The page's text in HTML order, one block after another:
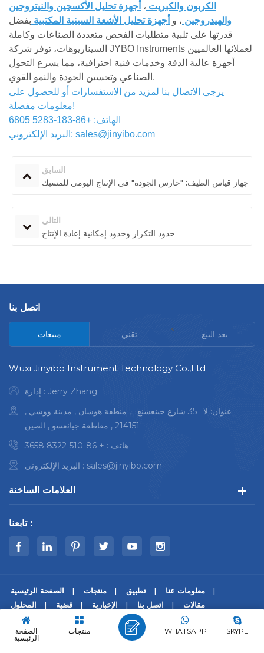
الكربون والكبريت ، أجهزة تحليل الأكسجين والنيتروجين
والهيدروجين ، و أجهزة تحليل الأشعة السينية المكتبية بفضل
قدرتها على تلبية متطلبات الفحص متعددة الصناعات وكاملة
السيناريوهات، توفر شركة JYBO Instruments لعملائها العالميين
أجهزة عالية الدقة وخدمات فنية احترافية، مما يسرع التحول
الصناعي وتحسين الجودة والنمو القوي.
يرجى الاتصال بنا لمزيد من الاستفسارات أو للحصول على
معلومات مفصلة!
الهاتف: +86-183-5283 6805
البريد الإلكتروني: sales@jinyibo.com
السابق
جهاز قياس الطيف: "حارس الجودة" في الإنتاج اليومي للمسبك
التالي
حدود التكرار وحدود إمكانية إعادة الإنتاج
اتصل بنا
مبيعات تقني < بعد البيع
Wuxi Jinyibo Instrument Technology Co.,Ltd
إدارة : Jerry Zhang
عنوان: لا . 35 شارع جينغشنغ . , منطقة هوشان , مدينة ووشي ,
214151 , مقاطعة جيانغسو , الصين
هاتف : + 86-510-8322 3658
البريد الإلكتروني : sales@jinyibo.com
العلامات الساخنة
تابعنا :
الصفحة الرئيسية منتجات تطبيق
معلومات عنا
المحلول
قضية الإخبارية اتصل بنا
مقالات
كل الحقوق محفوظة.
الصفحة
الرئيسية
منتجات SKYPE
WHATSAPP